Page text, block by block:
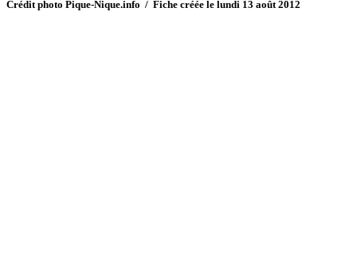
Crédit photo Pique-Nique.info / Fiche créée le lundi 13 août 2012